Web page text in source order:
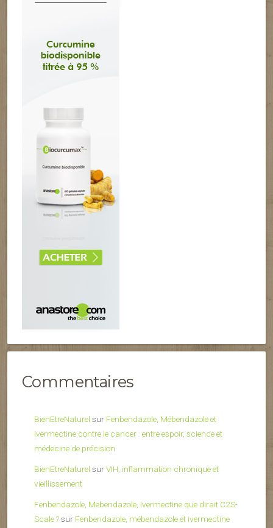
Commentaires
BienEtreNaturel sur Fenbendazole, Mébendazole et
Ivermectine contre le cancer : entre espoir, science et
médecine de précision
BienEtreNaturel surVIH, inflammation chronique et
vieillissement
Fenbendazole, Mebendazole, Ivermectine que dirait C2S-
Scale ?sur Fenbendazole, mébendazole et ivermectine